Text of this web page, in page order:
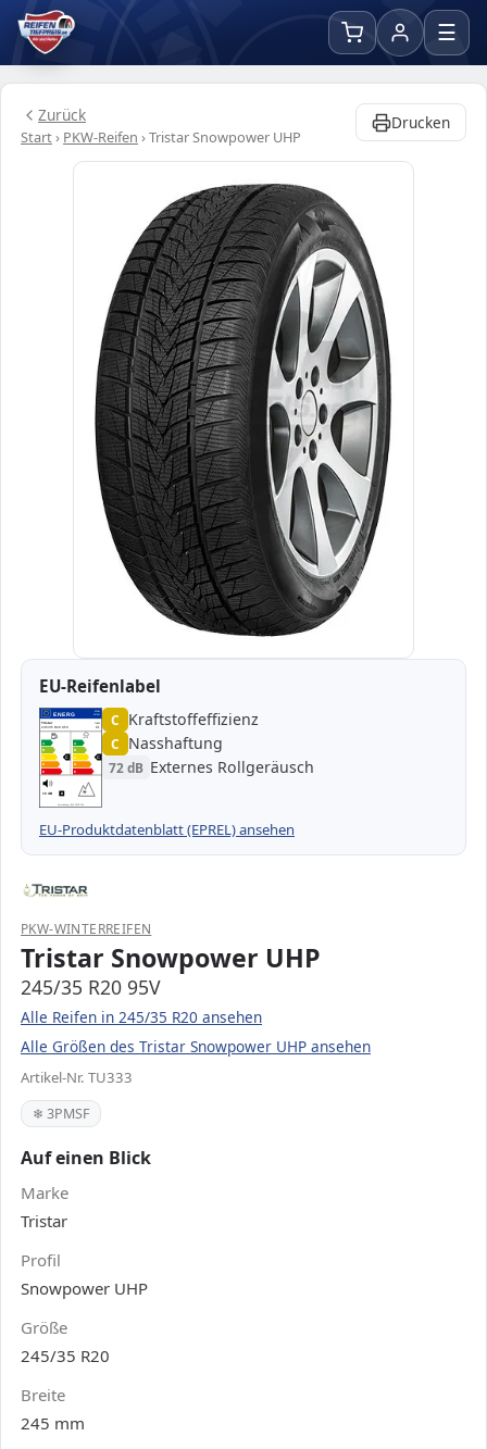
☰
Zurück
Start› PKW-Reifen ›Tristar Snowpower UHP
Drucken
EU-Reifenlabel
ENERG 547641
Tristar TU333
245/35 R20 95V C1
A
B
C
C
D
E
A
B
C
C
D
E
72 dB B
Verordnung (EU) 2020/740
C Kraftstoffeffizienz
C Nasshaftung
72 dB Externes Rollgeräusch
EU-Produktdatenblatt (EPREL) ansehen
PKW-WINTERREIFEN
Tristar Snowpower UHP
245/35 R20 95V
Alle Reifen in 245/35 R20 ansehen
Alle Größen des Tristar Snowpower UHP ansehen
Artikel-Nr. TU333
❄ 3PMSF
Auf einen Blick
Marke
Tristar
Profil
Snowpower UHP
Größe
245/35 R20
Breite
245 mm